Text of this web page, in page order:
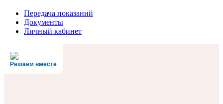
Передача показаний
Документы
Личный кабинет
Решаем вместе